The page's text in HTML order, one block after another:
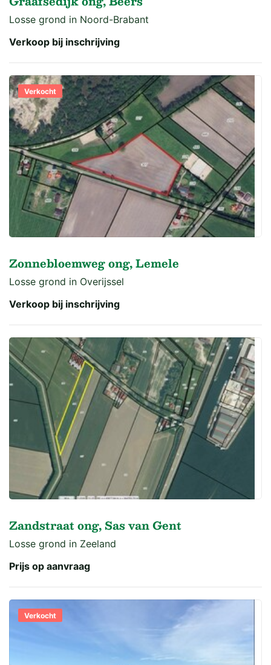
Losse grond in Noord-Brabant
Verkoop bij inschrijving
Verkocht
Zonnebloemweg ong, Lemele
Losse grond in Overijssel
Verkoop bij inschrijving
Zandstraat ong, Sas van Gent
Losse grond in Zeeland
Prijs op aanvraag
Verkocht